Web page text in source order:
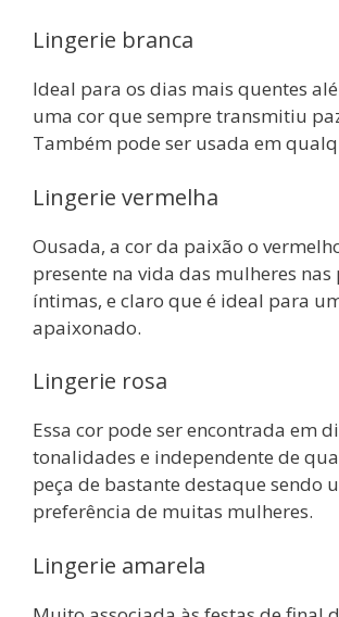
Lingerie branca
Ideal para os dias mais quentes
uma cor que sempre transmitiu
Também pode ser usada em
Lingerie vermelha
Ousada, a cor da paixão o
presente na vida das mulheres nas
íntimas, e claro que é ideal para
apaixonado.
Lingerie rosa
Essa cor pode ser encontrada em
tonalidades e independente de
peça de bastante destaque sendo
preferência de muitas mulheres.
Lingerie amarela